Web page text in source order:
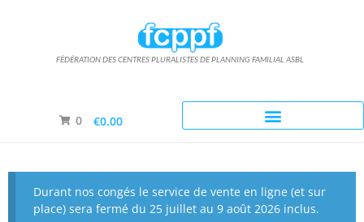
FÉDÉRATION DES CENTRES PLURALISTES DE PLANNING FAMILIAL ASBL
0 €0.00
Durant nos congés le service de vente en ligne (et sur
place) sera fermé du 25 juillet au 9 août 2026 inclus.